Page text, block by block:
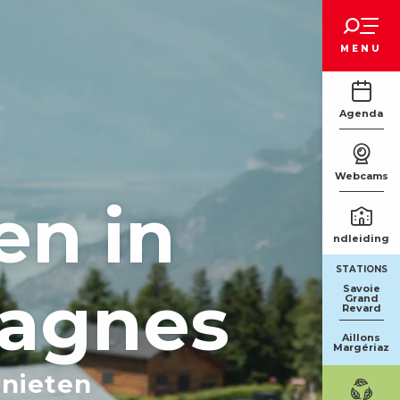
MENU
Agenda
Webcams
STATIONS
Savoie
Grand
Revard
Aillons
Margériaz
in